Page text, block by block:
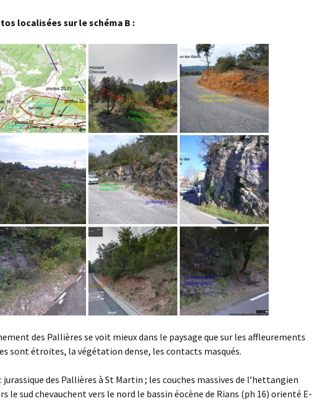
localisées sur le schéma B :
des Pallières se voit mieux dans le paysage que sur les affleurements
sont étroites, la végétation dense, les contacts masqués.
jurassique des Pallières à St Martin ; les couches massives de l’hettangien
le sud chevauchent vers le nord le bassin éocène de Rians (ph 16) orienté E-